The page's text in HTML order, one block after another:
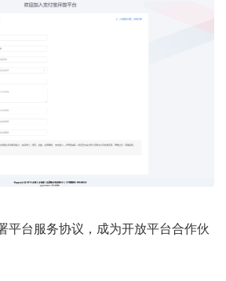
平台服务协议，成为开放平台合作伙